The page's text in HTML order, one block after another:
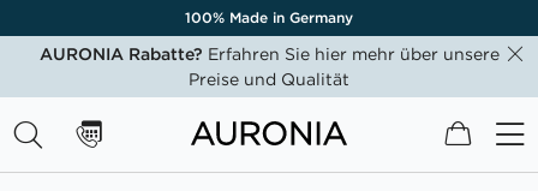
100% Made in Germany
AURONIA Rabatte? Erfahren Sie hier mehr über unsere
Preise und Qualität
Mein